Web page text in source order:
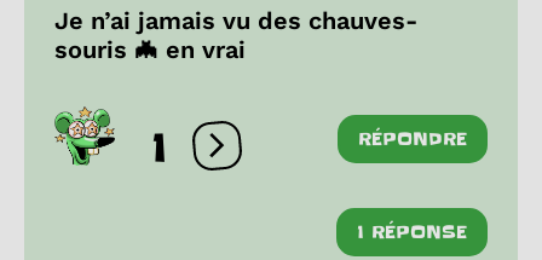
Je n’ai jamais vu des chauves-
souris 🦇 en vrai
1 Ouvrir les réactions
RÉPONDRE
1 RÉPONSE